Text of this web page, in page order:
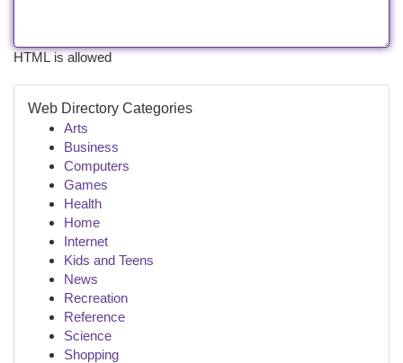
HTML is allowed
Web Directory Categories
Arts
Business
Computers
Games
Health
Home
Internet
Kids and Teens
News
Recreation
Reference
Science
Shopping